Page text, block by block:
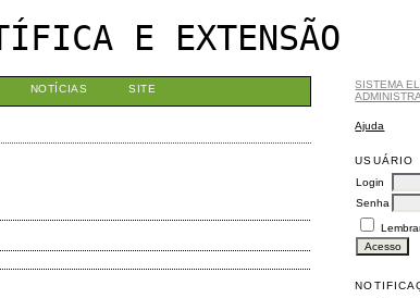
E EXTENSÃO
SISTEMA
Ajuda
USUÁRIO
Login
Senha
NOTÍCIAS SITE